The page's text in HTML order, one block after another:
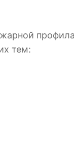
тем: